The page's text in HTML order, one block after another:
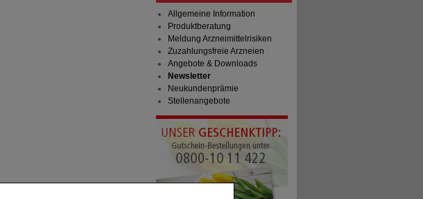
Allgemeine Information
Produktberatung
Meldung Arzneimittelrisiken
Zuzahlungsfreie Arzneien
Angebote & Downloads
Newsletter
Neukundenprämie
Stellenangebote